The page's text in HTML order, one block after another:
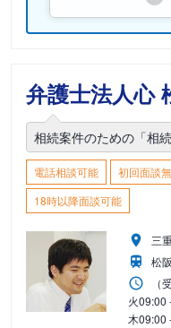
弁護士法人心
相続案件のための「相
電話相談可能 初回面談
18時以降面談可能
三
松
（
火09:00
木09:00